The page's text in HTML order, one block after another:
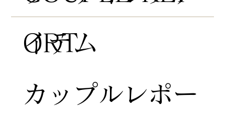
ORT
​カップルレポー
イテム